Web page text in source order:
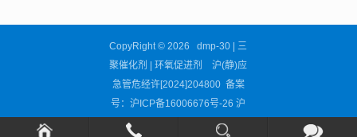
CopyRight © 2026 dmp-30 | 三
聚催化剂 | 环氧促进剂 沪(静)应
急管危经许[2024]204800 备案
号：沪ICP备16006676号-26 沪
公网安备31011302002681号